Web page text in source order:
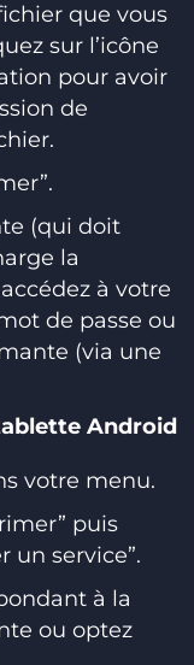
que vous
sur l’icône
pour avoir
de
(qui doit
la
à votre
de passe ou
(via une
Android
votre menu.
puis
un service”.
à la
ou optez